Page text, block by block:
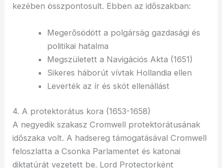
kezében összpontosult. Ebben az időszakban:
Megerősödött a polgárság gazdasági és
politikai hatalma
Megszületett a Navigációs Akta (1651)
Sikeres háborút vívtak Hollandia ellen
Leverték az ír és skót ellenállást
4. A protektorátus kora (1653-1658)
A negyedik szakasz Cromwell protektorátusának
időszaka volt. A hadsereg támogatásával Cromwell
feloszlatta a Csonka Parlamentet és katonai
diktatúrát vezetett be. Lord Protectorként